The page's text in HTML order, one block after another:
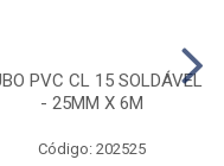
PVC CL 15 SOLDÁVEL
- 25MM X 6M
Código: 202525